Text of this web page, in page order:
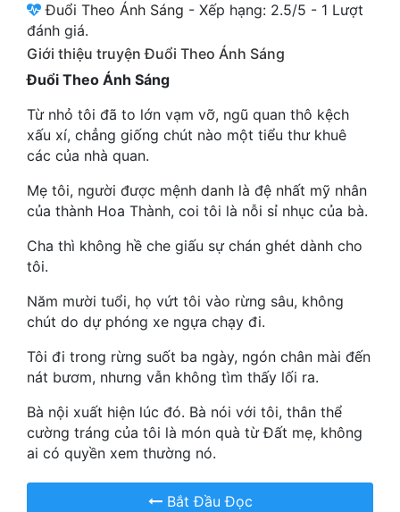
Dã Sử
Dị Giới
Gia Đấu
Góc Nhìn Nam
Góc Nhìn Nữ
Huyền Huyễn
Huyền Nghi
Huyền Ảo
Hệ Thống
Học Đường
Khoa Huyễn
Khoa Huyễn Không Gian
Đuổi Theo Ánh Sáng - Xếp hạng: 2.5/5 - 1 Lượt
đánh giá.
Giới thiệu truyện Đuổi Theo Ánh Sáng
Đuổi Theo Ánh Sáng
Từ nhỏ tôi đã to lớn vạm vỡ, ngũ quan thô kệch
xấu xí, chẳng giống chút nào một tiểu thư khuê
các của nhà quan.
Mẹ tôi, người được mệnh danh là đệ nhất mỹ nhân
của thành Hoa Thành, coi tôi là nỗi sỉ nhục của bà.
Cha thì không hề che giấu sự chán ghét dành cho
tôi.
Năm mười tuổi, họ vứt tôi vào rừng sâu, không
chút do dự phóng xe ngựa chạy đi.
Tôi đi trong rừng suốt ba ngày, ngón chân mài đến
nát bươm, nhưng vẫn không tìm thấy lối ra.
Bà nội xuất hiện lúc đó. Bà nói với tôi, thân thể
cường tráng của tôi là món quà từ Đất mẹ, không
ai có quyền xem thường nó.
Bắt Đầu Đọc